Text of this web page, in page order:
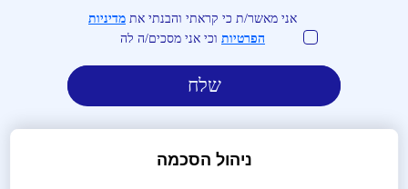
אני מאשר/ת כי קראתי והבנתי את מדיניות
הפרטיות וכי אני מסכים/ה לה
ניהול הסכמה